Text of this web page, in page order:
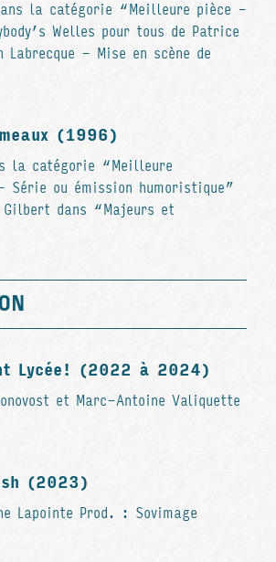
la catégorie “Meilleure pièce -
Welles pour tous de Patrice
Labrecque - Mise en scène de
(1996)
la catégorie “Meilleure
ou émission humoristique”
dans “Majeurs et
Lycée! (2022 à 2024)
et Marc-Antoine Valiquette
(2023)
Lapointe Prod. : Sovimage